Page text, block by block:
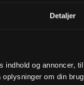
Detaljer
indhold og annoncer,
om din